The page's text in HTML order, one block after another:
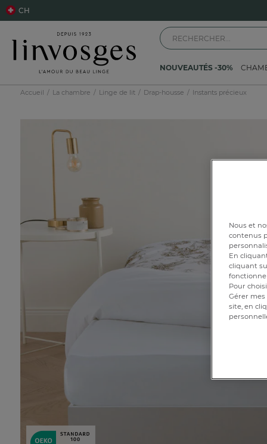
CH
NOUVEAUTÉS -30%
Accueil La chambre Linge de lit Drap-housse Instants précieux
Nous et
contenus
En
cliquant
Pour
Gérer
site, en